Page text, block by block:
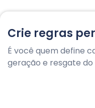
Crie regras
É você quem define
geração e resgate